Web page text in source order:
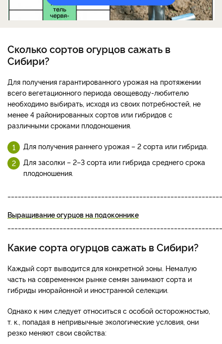
Сколько сортов огурцов сажать в
Сибири?
Для получения гарантированного урожая на протяжении
всего вегетационного периода овощеводу-любителю
необходимо выбирать, исходя из своих потребностей, не
менее 4 районированных сортов или гибридов с
различными сроками плодоношения.
Для получения раннего урожая – 2 сорта или гибрида.
Для засолки – 2–3 сорта или гибрида среднего срока
плодоношения.
Выращивание огурцов на подоконнике
Какие сорта огурцов сажать в Сибири?
Каждый сорт выводится для конкретной зоны. Немалую
часть на современном рынке семян занимают сорта и
гибриды инорайонной и иностранной селекции.
Однако к ним следует относиться с особой осторожностью,
т. к., попадая в непривычные экологические условия, они
резко меняют свои свойства: